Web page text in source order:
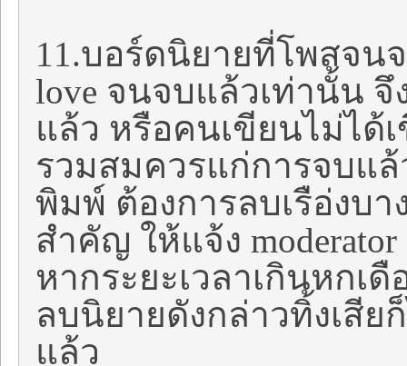
11.บอร์ดนิยายที่โพสจน
love จนจบแล้วเท่านั้น
แล้ว หรือคนเขียนไม่ได้
รวมสมควรแก่การจบแ
พิมพ์ ต้องการลบเรือ่งบ
สำคัญ ให้แจ้ง
หากระยะเวลาเกินหกเ
ลบนิยายดังกล่าวทิ้งเสีย
แล้ว